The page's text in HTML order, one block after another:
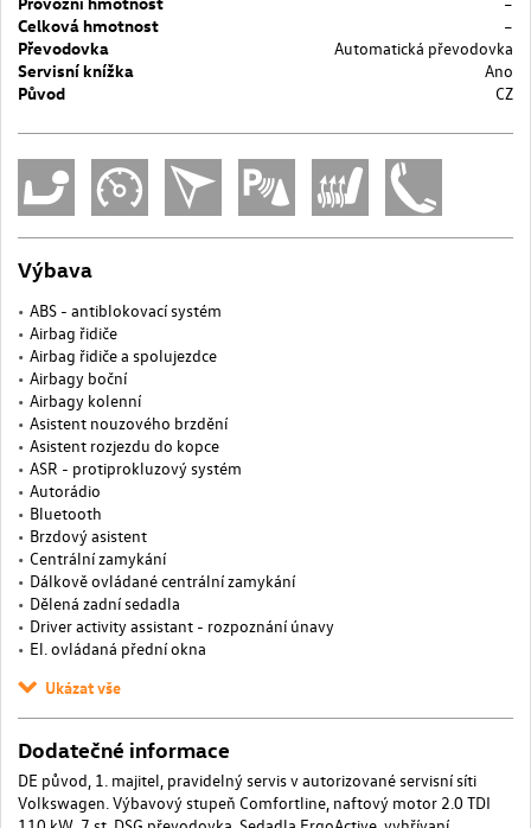
Celková hmotnost
–
Převodovka
Automatická převodovka
Servisní knížka
Ano
Původ
CZ
Výbava
ABS - antiblokovací systém
Airbag řidiče
Airbag řidiče a spolujezdce
Airbagy boční
Airbagy kolenní
Asistent nouzového brzdění
Asistent rozjezdu do kopce
ASR - protiprokluzový systém
Autorádio
Bluetooth
Brzdový asistent
Centrální zamykání
Dálkově ovládané centrální zamykání
Dělená zadní sedadla
Driver activity assistant - rozpoznání únavy
El. ovládaná přední okna
Ukázat vše
Dodatečné informace
DE původ, 1. majitel, pravidelný servis v autorizované servisní síti
Volkswagen. Výbavový stupeň Comfortline, naftový motor 2.0 TDI